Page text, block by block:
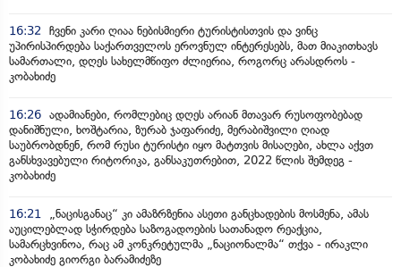
16:32
ჩვენი კარი ღიაა ნებისმიერი ტურისტისთვის და ვინც
უპირისპირდება საქართველოს ეროვნულ ინტერესებს, მათ მიაკითხავს
სამართალი, დღეს სახელმწიფო ძლიერია, როგორც არასდროს -
კობახიძე
16:26 ადამიანები, რომლებიც დღეს არიან მთავარ რუსოფობებად
დანიშნული, ხოშტარია, ზურაბ ჯაფარიძე, მერაბიშვილი ღიად
საუბრობდნენ, რომ რუსი ტურისტი იყო მატთვის მისაღები, ახლა აქვთ
განსხვავებული რიტორიკა, განსაკუთრებით, 2022 წლის შემდეგ -
კობახიძე
16:21
„ნაცისგანაც“ კი ამაზრზენია ასეთი განცხადების მოსმენა, ამას
აუცილებლად სჭირდება საზოგადოების სათანადო რეაქცია,
სამარცხვინოა, რაც ამ კონკრეტულმა „ნაციონალმა“ თქვა - ირაკლი
კობახიძე გიორგი ბარამიძეზე